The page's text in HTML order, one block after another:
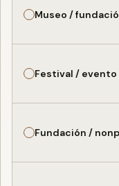
Museo /
Festival /
Fundación /